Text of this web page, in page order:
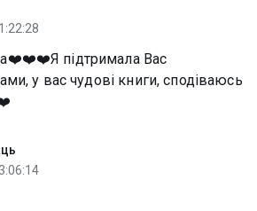
підтримала Вас
у вас чудові книги, сподіваюсь